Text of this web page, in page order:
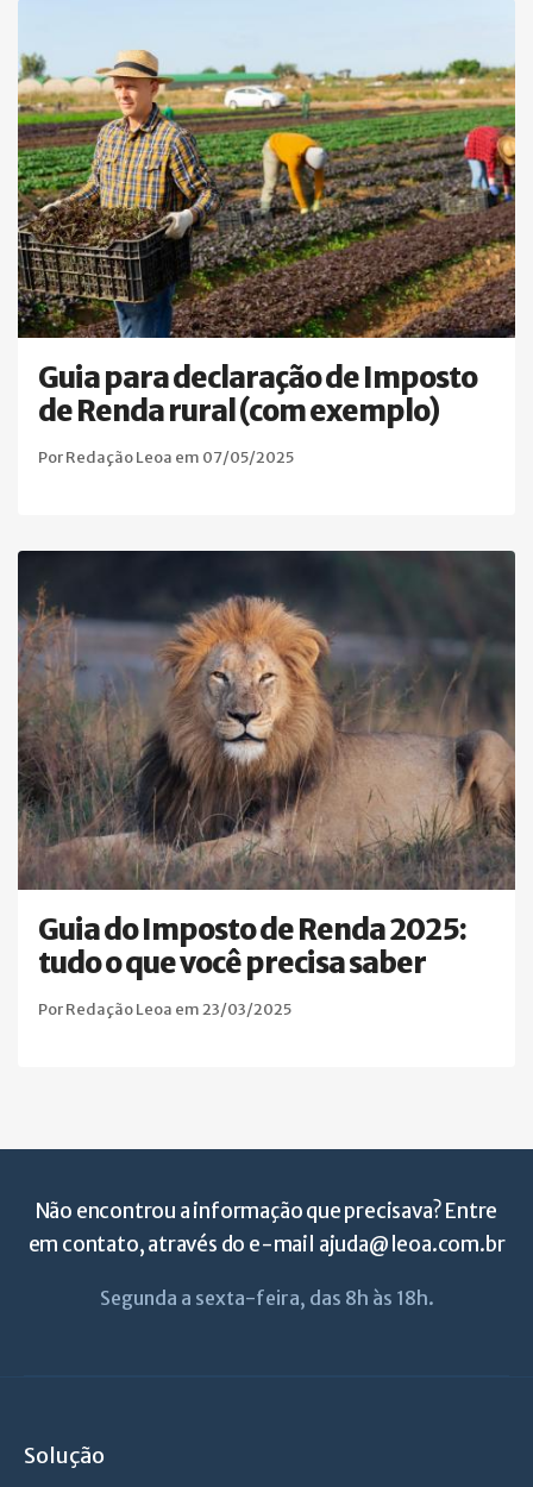
Guia para declaração de Imposto
de Renda rural (com exemplo)
Por Redação Leoa em 07/05/2025
Guia do Imposto de Renda 2025:
tudo o que você precisa saber
Por Redação Leoa em 23/03/2025
Não encontrou a informação que precisava? Entre
em contato, através do e-mail ajuda@leoa.com.br
Segunda a sexta-feira, das 8h às 18h.
Solução